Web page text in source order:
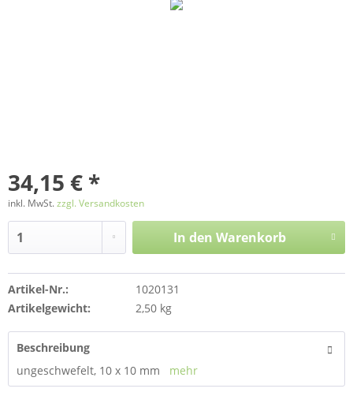
34,15 € *
inkl. MwSt.zzgl. Versandkosten
In den Warenkorb
Artikel-Nr.:
1020131
Artikelgewicht:
2,50 kg
Beschreibung
ungeschwefelt, 10 x 10 mm mehr